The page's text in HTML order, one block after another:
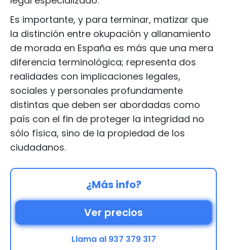
Es importante, y para terminar, matizar que
la distinción entre okupación y allanamiento
de morada en España es más que una mera
diferencia terminológica; representa dos
realidades con implicaciones legales,
sociales y personales profundamente
distintas que deben ser abordadas como
país con el fin de proteger la integridad no
sólo física, sino de la propiedad de los
ciudadanos.
¿Más info?
Ver precios
Llama al 937 379 317